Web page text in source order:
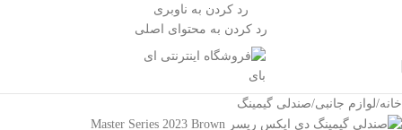
رد کردن به ناوبری
رد کردن به محتوای اصلی
خانه/لوازم جانبی/صندلی گیمینگ